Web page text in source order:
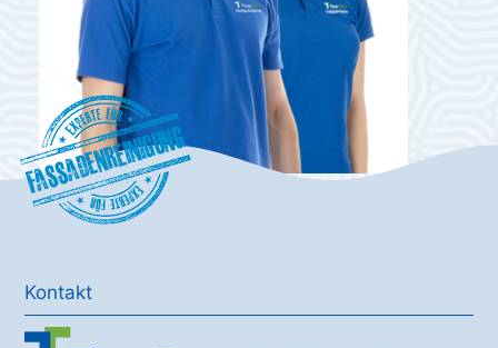
Fassadenreinigung
Kontakt